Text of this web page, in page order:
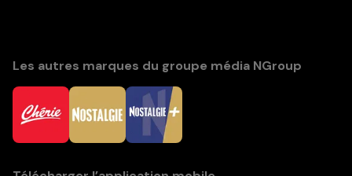
Les autres marques du groupe média NGroup